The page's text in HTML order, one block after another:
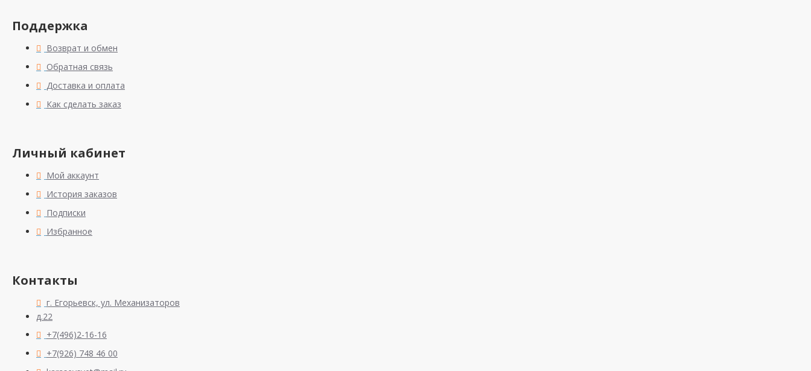
Поддержка
Возврат и обмен
Обратная связь
Доставка и оплата
Как сделать заказ
Личный кабинет
Мой аккаунт
История заказов
Подписки
Избранное
Контакты
г. Егорьевск, ул. Механизаторов
д.22
+7(496)2-16-16
+7(926) 748 46 00